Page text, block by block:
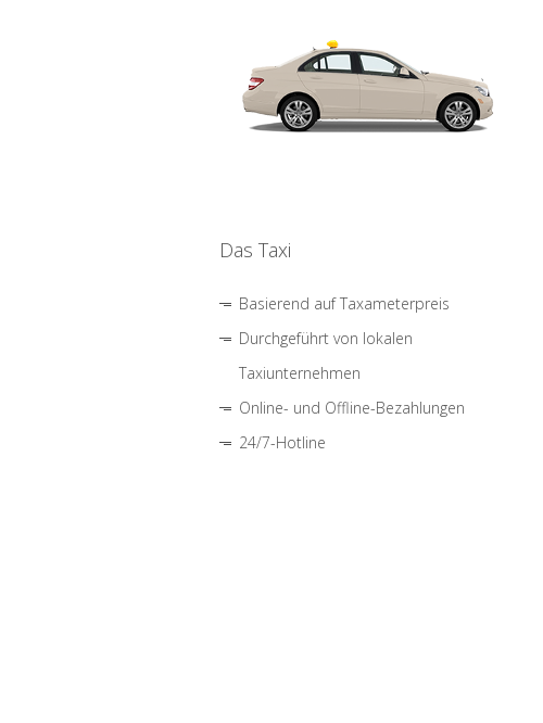
Das Taxi
Basierend auf Taxameterpreis
Durchgeführt von lokalen
Taxiunternehmen
Online- und Offline-Bezahlungen
24/7-Hotline